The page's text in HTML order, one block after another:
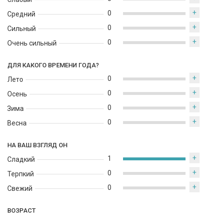
Средний
Сильный
Очень сильный
0 +
0 +
0 +
ДЛЯ КАКОГО ВРЕМЕНИ ГОДА?
Лето
Осень
Зима
Весна
0 +
0 +
0 +
0 +
НА ВАШ ВЗГЛЯД ОН
Сладкий
Терпкий
Свежий
1 +
0 +
0 +
ВОЗРАСТ